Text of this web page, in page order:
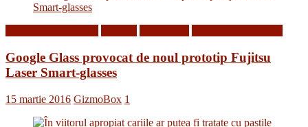
Google Glass provocat de noul prototip Fujitsu
Laser Smart-glasses
15 martie 2016 GizmoBox 1